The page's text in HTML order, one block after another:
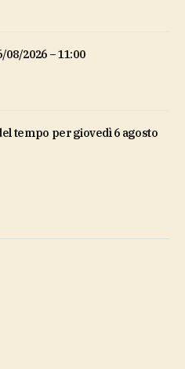
08/2026 – 11:00
tempo per giovedì 6 agosto